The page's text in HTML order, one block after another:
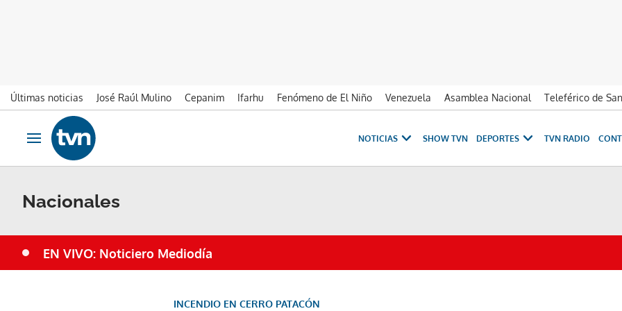
Últimas noticias José Raúl Mulino Cepanim Ifarhu Fenómeno de El Niño Venezuela Asamblea Nacional Teleférico de
Ir al contenido
Obrir navegació
NOTICIAS SHOW TVN DEPORTES TVN RADIO
Nacionales
EN VIVO: Noticiero Mediodía
INCENDIO EN CERRO PATACÓN